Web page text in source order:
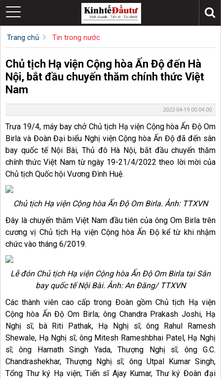
Trang chủ Tin trong nước
Chủ tịch Hạ viện Cộng hòa Ấn Độ đến Hà
Nội, bắt đầu chuyến thăm chính thức Việt
Nam
2022-04-19 00:04:00
Trưa 19/4, máy bay chở Chủ tịch Hạ viện Cộng hòa Ấn Độ Om
Birla và Đoàn Đại biểu Nghị viện Cộng hòa Ấn Độ đã đến sân
bay quốc tế Nội Bài, Thủ đô Hà Nội, bắt đầu chuyến thăm
chính thức Việt Nam từ ngày 19-21/4/2022 theo lời mời của
Chủ tịch Quốc hội Vương Đình Huệ.
Chủ tịch Hạ viện Cộng hòa Ấn Độ Om Birla. Ảnh: TTXVN
Đây là chuyến thăm Việt Nam đầu tiên của ông Om Birla trên
cương vị Chủ tịch Hạ viện Cộng hòa Ấn Độ kể từ khi nhậm
chức vào tháng 6/2019.
Lễ đón Chủ tịch Hạ viện Cộng hòa Ấn Độ Om Birla tại Sân
bay quốc tế Nội Bài. Ảnh: An Đăng/ TTXVN
Các thành viên cao cấp trong Đoàn gồm Chủ tịch Hạ viện
Cộng hòa Ấn Độ Om Birla; ông Chandra Prakash Joshi, Hạ
Nghị sĩ; bà Riti Pathak, Hạ Nghị sĩ; ông Rahul Ramesh
Shewale, Hạ Nghị sĩ; ông Mitesh Rameshbhai Patel, Hạ Nghị
sĩ; ông Harnath Singh Yada, Thượng Nghị sĩ; ông G.C.
Chandrashekhar, Thượng Nghị sĩ; ông Utpal Kumar Singh,
Tổng Thư ký Hạ viện; Tiến sĩ Ajay Kumar, Thư ký Đoàn đại